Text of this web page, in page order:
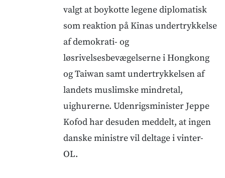
valgt at boykotte legene diplomatisk
som reaktion på Kinas undertrykkelse
af demokrati- og
løsrivelsesbevægelserne i Hongkong
og Taiwan samt undertrykkelsen af
landets muslimske mindretal,
uighurerne. Udenrigsminister Jeppe
Kofod har desuden meddelt, at ingen
danske ministre vil deltage i vinter-
OL.